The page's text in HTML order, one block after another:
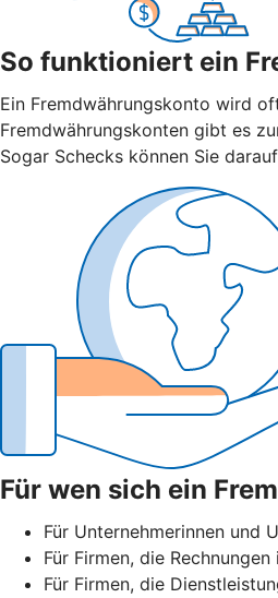
So funktioniert ein
Ein Fremdwährungskonto wird
Fremdwährungskonten gibt es
Sogar Schecks können Sie
Für wen sich ein
Für Unternehmerinnen und
Für Firmen, die
Für Firmen, die